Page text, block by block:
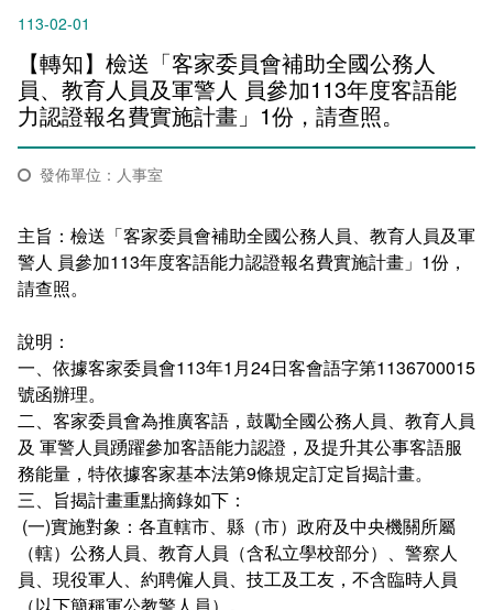
活動花絮
諮詢信箱
性騷擾防治專區
性別平等專區
常見問答
相關連結
回空大首頁
113-02-01
【轉知】檢送「客家委員會補助全國公務人
員、教育人員及軍警人 員參加113年度客語能
力認證報名費實施計畫」1份，請查照。
發佈單位：人事室
主旨：檢送「客家委員會補助全國公務人員、教育人員及軍
警人 員參加113年度客語能力認證報名費實施計畫」1份，
請查照。
說明：
一、依據客家委員會113年1月24日客會語字第1136700015
號函辦理。
二、客家委員會為推廣客語，鼓勵全國公務人員、教育人員
及 軍警人員踴躍參加客語能力認證，及提升其公事客語服
務能量，特依據客家基本法第9條規定訂定旨揭計畫。
三、旨揭計畫重點摘錄如下：
(一)實施對象：各直轄市、縣（市）政府及中央機關所屬
（轄）公務人員、教育人員（含私立學校部分）、警察人
員、現役軍人、約聘僱人員、技工及工友，不含臨時人員
（以下簡稱軍公教警人員）。